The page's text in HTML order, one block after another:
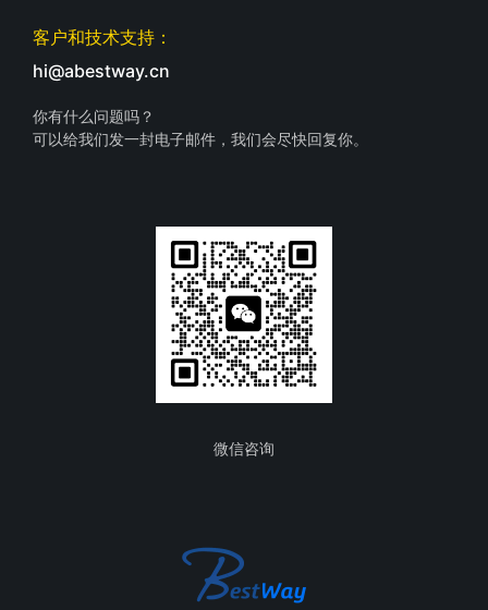
客户和技术支持：
hi@abestway.cn
你有什么问题吗？
可以给我们发一封电子邮件，我们会尽快回复你。
微信咨询